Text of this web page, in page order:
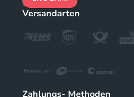
Versandarten
Zahlungs- Methoden